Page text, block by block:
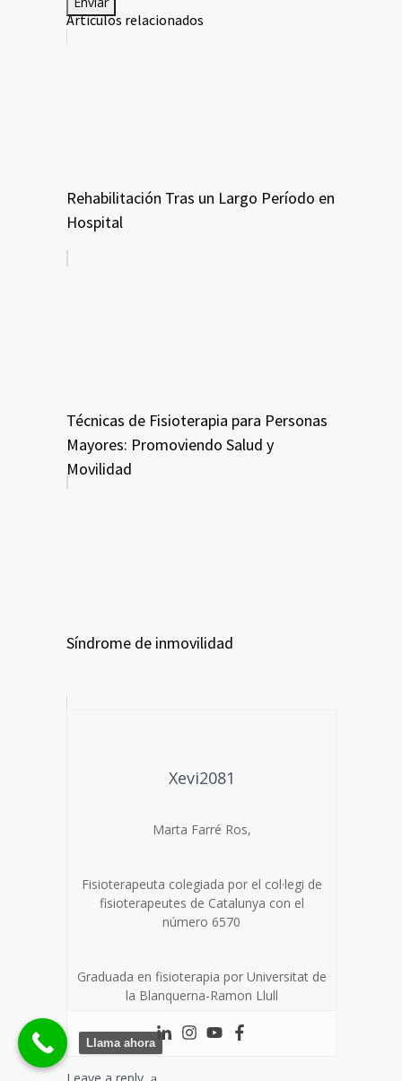
Artículos relacionados
Rehabilitación Tras un Largo Período en
Hospital
Técnicas de Fisioterapia para Personas
Mayores: Promoviendo Salud y
Movilidad
Síndrome de inmovilidad
Xevi2081
Marta Farré Ros,
Fisioterapeuta colegiada por el col·legi de
fisioterapeutes de Catalunya con el
número 6570
Graduada en fisioterapia por Universitat de
la Blanquerna-Ramon Llull
Llama ahora